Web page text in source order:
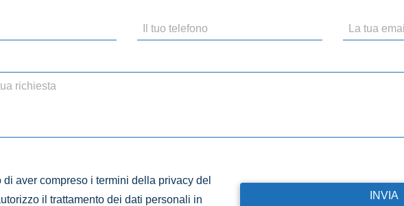
di aver compreso i termini della privacy del
il trattamento dei dati personali in